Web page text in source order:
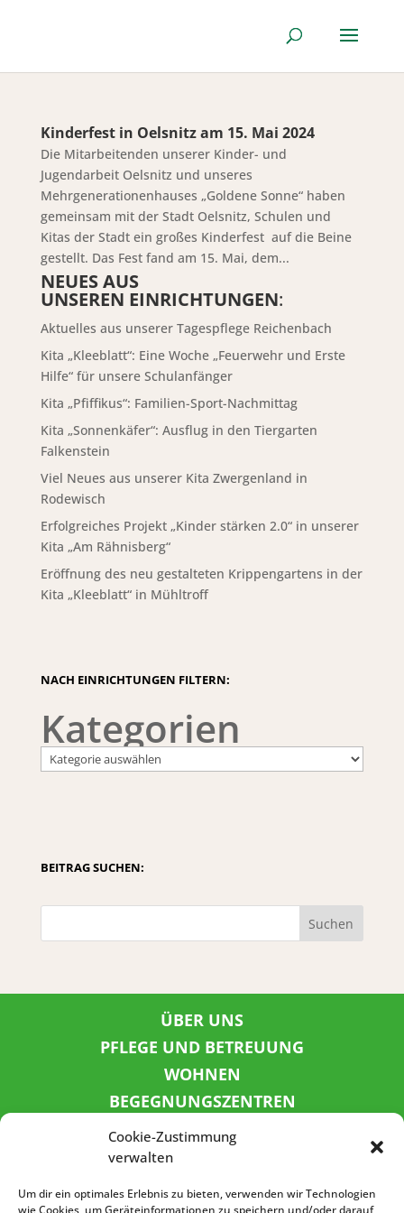
Cookie-Zustimmung
verwalten
Um dir ein optimales Erlebnis zu bieten, verwenden wir Technologien
wie Cookies, um Geräteinformationen zu speichern und/oder darauf
Kinderfest in Oelsnitz am 15. Mai 2024
Die Mitarbeitenden unserer Kinder- und
Jugendarbeit Oelsnitz und unseres
Mehrgenerationenhauses „Goldene Sonne“ haben
gemeinsam mit der Stadt Oelsnitz, Schulen und
Kitas der Stadt ein großes Kinderfest auf die Beine
gestellt. Das Fest fand am 15. Mai, dem...
NEUES AUS
UNSEREN EINRICHTUNGEN:
Aktuelles aus unserer Tagespflege Reichenbach
Kita „Kleeblatt“: Eine Woche „Feuerwehr und Erste
Hilfe“ für unsere Schulanfänger
Kita „Pfiffikus“: Familien-Sport-Nachmittag
Kita „Sonnenkäfer“: Ausflug in den Tiergarten
Falkenstein
Viel Neues aus unserer Kita Zwergenland in
Rodewisch
Erfolgreiches Projekt „Kinder stärken 2.0“ in unserer
Kita „Am Rähnisberg“
Eröffnung des neu gestalteten Krippengartens in der
Kita „Kleeblatt“ in Mühltroff
NACH EINRICHTUNGEN FILTERN:
Kategorien
BEITRAG SUCHEN:
Suchen
ÜBER UNS
PFLEGE UND BETREUUNG
WOHNEN
BEGEGNUNGSZENTREN
KINDER UND JUGEND
KONTAKT